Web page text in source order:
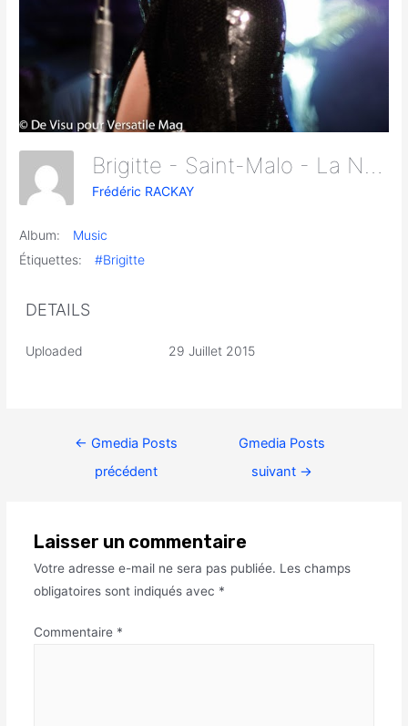
Frédéric RACKAY
Album:
Music
Étiquettes:
#Brigitte
DETAILS
Uploaded 29 Juillet 2015
← Gmedia Posts
précédent
Gmedia Posts
suivant →
Laisser un commentaire
Votre adresse e-mail ne sera pas publiée. Les champs
obligatoires sont indiqués avec *
Commentaire *